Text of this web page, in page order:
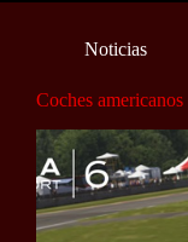
Noticias
Coches